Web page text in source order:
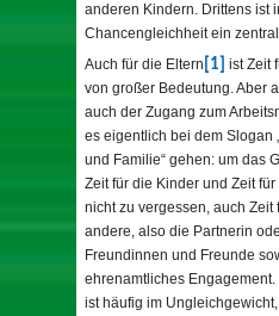
anderen Kindern. Drittens ist
Chancengleichheit ein
Auch für die Eltern [1]
ist Zeit
von großer Bedeutung. Aber
auch der Zugang zum
es eigentlich bei dem Slogan
und Familie“ gehen: um das
Zeit für die Kinder und Zeit
nicht zu vergessen, auch Zeit
andere, also die Partnerin
Freundinnen und Freunde
ehrenamtliches
ist häufig im